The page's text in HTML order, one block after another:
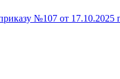
№107 от 17.10.2025